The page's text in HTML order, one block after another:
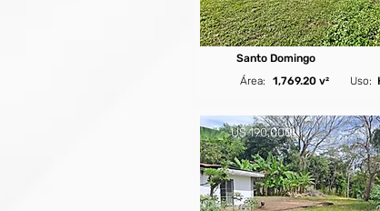
Santo Domingo
Área:
1,769.20 v² Uso:
U$ 190,000